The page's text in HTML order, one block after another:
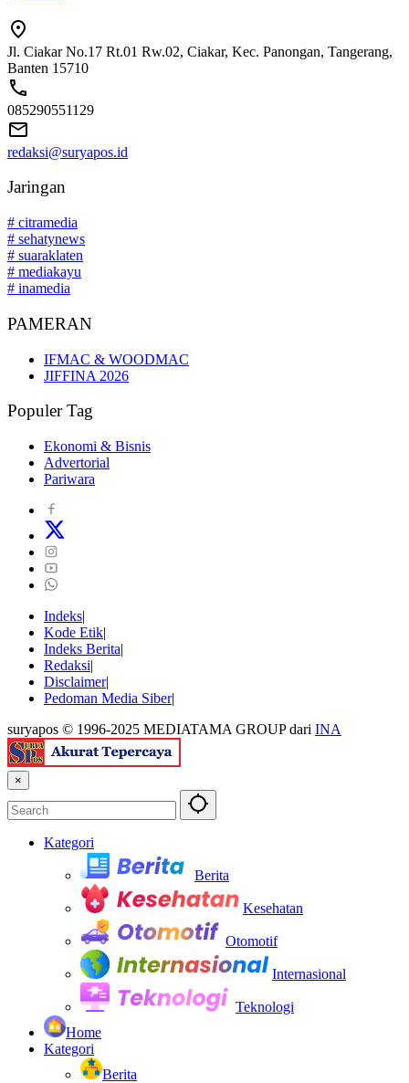
Jl. Ciakar No.17 Rt.01 Rw.02, Ciakar, Kec. Panongan, Tangerang,
Banten 15710
085290551129
redaksi@suryapos.id
Jaringan
# citramedia
# sehatynews
# suaraklaten
# mediakayu
# inamedia
PAMERAN
IFMAC & WOODMAC
JIFFINA 2026
Populer Tag
Ekonomi & Bisnis
Advertorial
Pariwara
Indeks
Kode Etik
Indeks Berita
Redaksi
Disclaimer
Pedoman Media Siber
suryapos © 1996-2025 MEDIATAMA GROUP dari INA
×
Kategori
Berita
Kesehatan
Otomotif
Internasional
Teknologi
Home
Kategori
Berita